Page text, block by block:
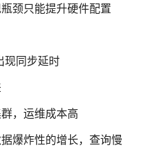
颈只能提升硬件配置
现同步延时
，运维成本高
爆炸性的增长，查询慢